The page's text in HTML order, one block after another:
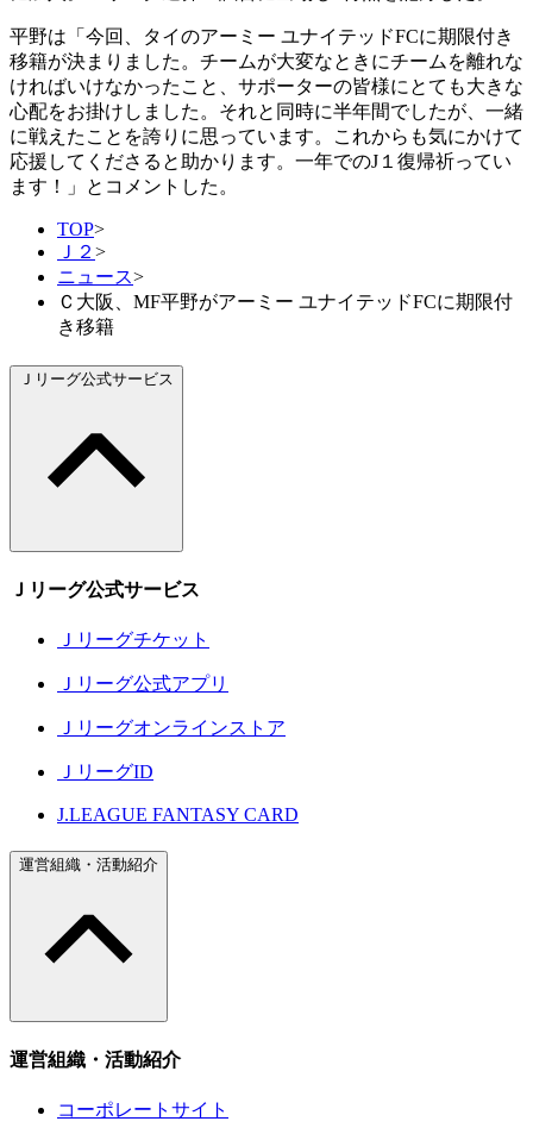
平野は「今回、タイのアーミー ユナイテッドFCに期限付き
移籍が決まりました。チームが大変なときにチームを離れな
ければいけなかったこと、サポーターの皆様にとても大きな
心配をお掛けしました。それと同時に半年間でしたが、一緒
に戦えたことを誇りに思っています。これからも気にかけて
応援してくださると助かります。一年でのJ１復帰祈ってい
ます！」とコメントした。
TOP>
Ｊ２ >
ニュース>
Ｃ大阪、MF平野がアーミー ユナイテッドFCに期限付
き移籍
Ｊリーグ公式サービス
Ｊリーグ公式サービス
Ｊリーグチケット
Ｊリーグ公式アプリ
Ｊリーグオンラインストア
ＪリーグID
J.LEAGUE FANTASY CARD
運営組織・活動紹介
運営組織・活動紹介
コーポレートサイト